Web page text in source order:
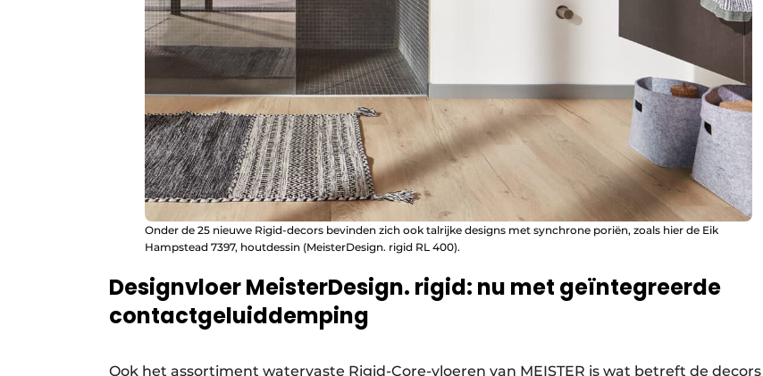
Onder de 25 nieuwe Rigid-decors bevinden zich ook talrijke designs met synchrone poriën, zoals hier de Eik
Hampstead 7397, houtdessin (MeisterDesign. rigid RL 400).
Designvloer MeisterDesign. rigid: nu met geïntegreerde
contactgeluiddemping
Ook het assortiment watervaste Rigid-Core-vloeren van MEISTER is wat betreft de decors